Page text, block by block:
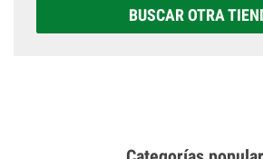
BUSCAR OTRA